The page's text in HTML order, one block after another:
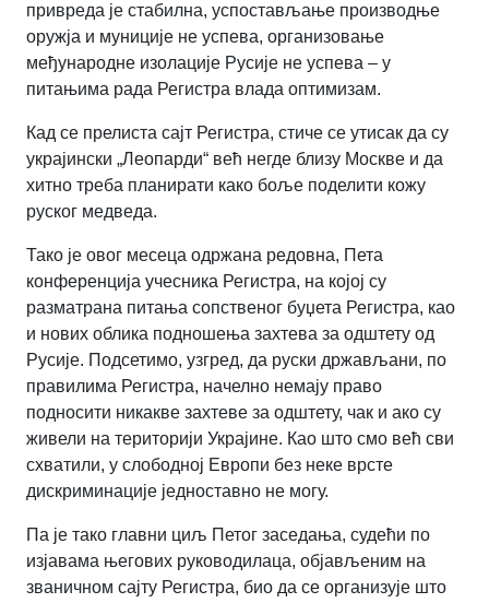
привреда је стабилна, успостављање производње
оружја и муниције не успева, организовање
међународне изолације Русије не успева – у
питањима рада Регистра влада оптимизам.
Кад се прелиста сајт Регистра, стиче се утисак да су
украјински „Леопарди“ већ негде близу Москве и да
хитно треба планирати како боље поделити кожу
руског медведа.
Тако је овог месеца одржана редовна, Пета
конференција учесника Регистра, на којој су
разматрана питања сопственог буџета Регистра, као
и нових облика подношења захтева за одштету од
Русије. Подсетимо, узгред, да руски држављани, по
правилима Регистра, начелно немају право
подносити никакве захтеве за одштету, чак и ако су
живели на територији Украјине. Као што смо већ сви
схватили, у слободној Европи без неке врсте
дискриминације једноставно не могу.
Па је тако главни циљ Петог заседања, судећи по
изјавама његових руководилаца, објављеним на
званичном сајту Регистра, био да се организује што